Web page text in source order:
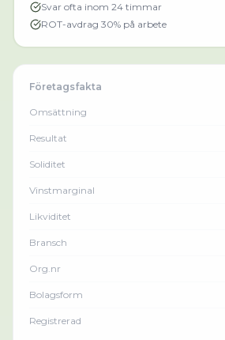
Svar ofta inom 24 timmar
ROT-avdrag 30% på arbete
Företagsfakta
Omsättning
Resultat
Soliditet
Vinstmarginal
Likviditet
Bransch
Org.nr
Bolagsform
Registrerad